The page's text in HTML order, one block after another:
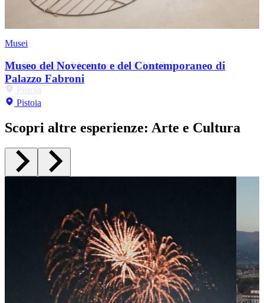
Giardino d'arte
Fattoria di Celle e Collezione Gori
Pistoia
Chiese
Basilica della Madonna dell’Umiltà
Pistoia
Musei
Museo del Novecento e del Contemporaneo di
Palazzo Fabroni
Pistoia
Ville e palazzi
Palazzo Comunale
Pistoia
Musei
Museo dello Spedale del Ceppo
Pistoia
Musei
Museo Civico d’arte antica
Pistoia
Scopri altre esperienze: Arte e Cultura